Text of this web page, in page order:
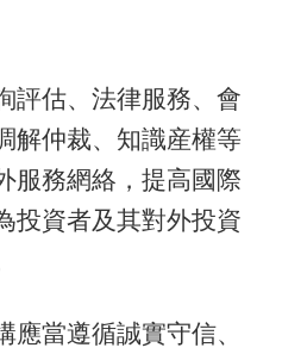
估、法律服務、會
解仲裁、知識産權等
服務網絡，提高國際
投資者及其對外投資
當遵循誠實守信、